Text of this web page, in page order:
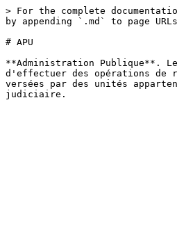
> For the complete
by appending `.md` to page
# APU
**Administration Publique**.
d'effectuer des opérations de
versées par des unités